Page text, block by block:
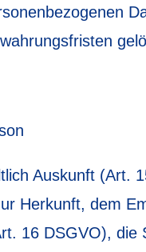
Auskunft (Art.
Herkunft, dem
16 DSGVO),